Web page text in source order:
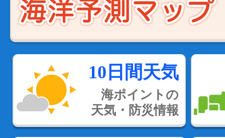
10日間天気
海ポイントの
天気・防災情報